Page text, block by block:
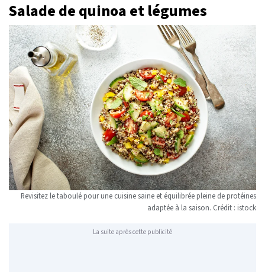
Salade de quinoa et légumes
Revisitez le taboulé pour une cuisine saine et équilibrée pleine de protéines
adaptée à la saison. Crédit : istock
La suite après cette publicité